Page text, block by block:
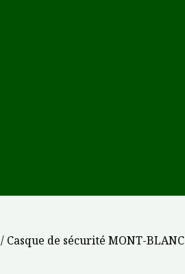
/ Casque de sécurité MONT-BLANC